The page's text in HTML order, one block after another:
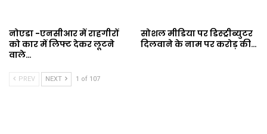
नोएडा -एनसीआर में राहगीरों
को कार में लिफ्ट देकर लूटने
वाले…
सोशल मीडिया पर डिस्ट्रीब्युटर
दिलवाने के नाम पर करोड़ की…
PREV NEXT 1 of 107